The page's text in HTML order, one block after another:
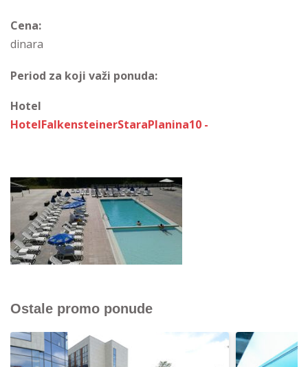
Cena:
dinara
Period za koji važi ponuda:
Hotel
HotelFalkensteinerStaraPlanina10 -
Ostale promo ponude